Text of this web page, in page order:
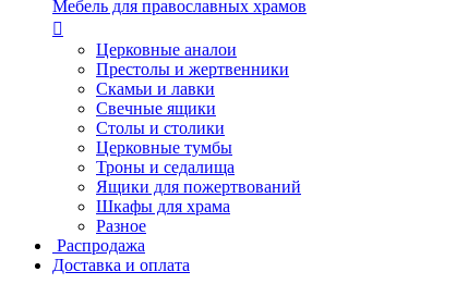
Мебель для православных храмов

Церковные аналои
Престолы и жертвенники
Скамьи и лавки
Свечные ящики
Столы и столики
Церковные тумбы
Троны и седалища
Ящики для пожертвований
Шкафы для храма
Разное
Распродажа
Доставка и оплата